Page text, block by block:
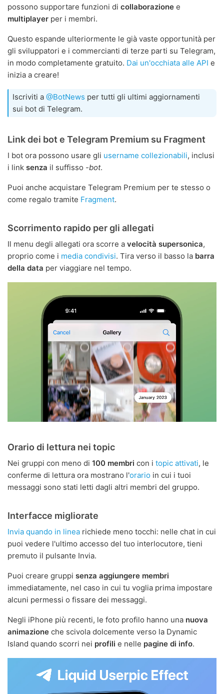
possono supportare funzioni di collaborazione e
multiplayer per i membri.
Questo espande ulteriormente le già vaste opportunità per
gli sviluppatori e i commercianti di terze parti su Telegram,
in modo completamente gratuito. Dai un'occhiata alle API e
inizia a creare!
Iscriviti a @BotNews per tutti gli ultimi aggiornamenti
sui bot di Telegram.
Link dei bot e Telegram Premium su Fragment
I bot ora possono usare gli username collezionabili, inclusi
i link senza il suffisso -bot.
Puoi anche acquistare Telegram Premium per te stesso o
come regalo tramite Fragment.
Scorrimento rapido per gli allegati
Il menu degli allegati ora scorre a velocità supersonica,
proprio come i media condivisi. Tira verso il basso la barra
della data per viaggiare nel tempo.
Orario di lettura nei topic
Nei gruppi con meno di 100 membri con i topic attivati, le
conferme di lettura ora mostrano l'orario in cui i tuoi
messaggi sono stati letti dagli altri membri del gruppo.
Interfacce migliorate
Invia quando in linea richiede meno tocchi: nelle chat in cui
puoi vedere l'ultimo accesso del tuo interlocutore, tieni
premuto il pulsante Invia.
Puoi creare gruppi senza aggiungere membri
immediatamente, nel caso in cui tu voglia prima impostare
alcuni permessi o fissare dei messaggi.
Negli iPhone più recenti, le foto profilo hanno una nuova
animazione che scivola dolcemente verso la Dynamic
Island quando scorri nei profili e nelle pagine di info.